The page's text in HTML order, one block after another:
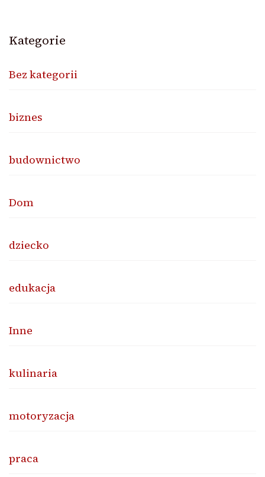
Kategorie
Bez kategorii
biznes
budownictwo
Dom
dziecko
edukacja
Inne
kulinaria
motoryzacja
praca